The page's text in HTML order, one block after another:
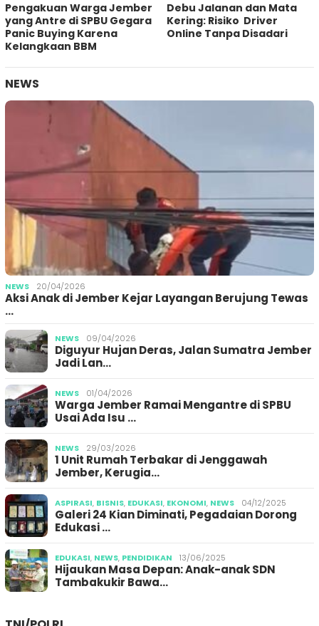
Pengakuan Warga Jember
yang Antre di SPBU Gegara
Panic Buying Karena
Kelangkaan BBM
Debu Jalanan dan Mata
Kering: Risiko Driver
Online Tanpa Disadari
NEWS
NEWS 20/04/2026
Aksi Anak di Jember Kejar Layangan Berujung Tewas
…
NEWS 09/04/2026
Diguyur Hujan Deras, Jalan Sumatra Jember
Jadi Lan…
NEWS 01/04/2026
Warga Jember Ramai Mengantre di SPBU
Usai Ada Isu …
NEWS 29/03/2026
1 Unit Rumah Terbakar di Jenggawah
Jember, Kerugia…
ASPIRASI, BISNIS, EDUKASI, EKONOMI, NEWS 04/12/2025
Galeri 24 Kian Diminati, Pegadaian Dorong
Edukasi …
EDUKASI, NEWS, PENDIDIKAN 13/06/2025
Hijaukan Masa Depan: Anak-anak SDN
Tambakukir Bawa…